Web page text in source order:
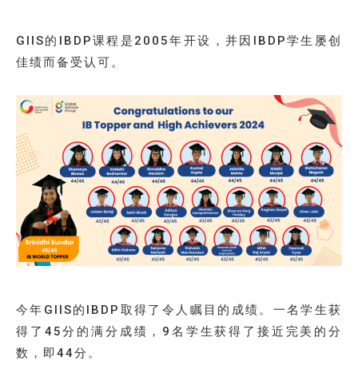
GIIS的IBDP课程是2005年开设，并因IBDP学生屡创
佳绩而备受认可。
今年GIIS的IBDP取得了令人瞩目的成绩。一名学生获
得了45分的满分成绩，9名学生获得了接近完美的分
数，即44分。